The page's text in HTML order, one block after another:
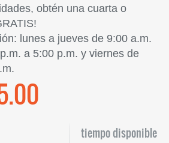
obtén una cuarta o
lunes a jueves de 9:00 a.m.
a 5:00 p.m. y viernes de
tiempo disponible